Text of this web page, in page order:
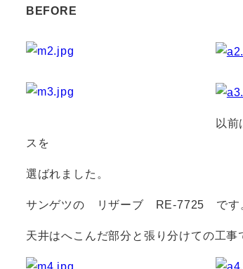
BEFORE
以
スを
選ばれました。
サンゲツの リザーブ RE-7725 です
天井はへこんだ部分と張り分けての工事